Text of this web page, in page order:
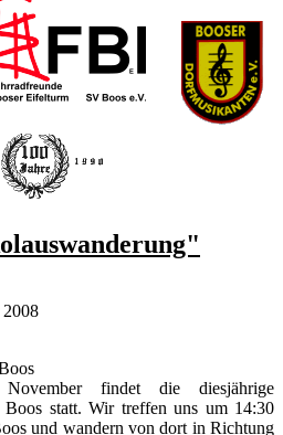
findet die diesjährige
statt. Wir treffen uns um 14:30
und wandern von dort in Richtung